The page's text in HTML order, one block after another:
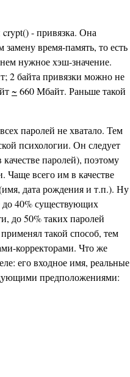
- привязка. Она
время-память, то есть
нужное хэш-значение.
2 байта привязки можно не
~ 660 Мбайт. Раньше такой
паролей не хватало. Тем
психологии. Он следует
паролей), поэтому
всего им в качестве
дата рождения и т.п.). Ну
до 40% существующих
до 50% таких паролей
такой способ, тем
корректорами. Что же
его входное имя, реальные
предположениями: